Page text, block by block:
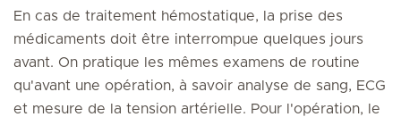
En cas de traitement hémostatique, la prise des
médicaments doit être interrompue quelques jours
avant. On pratique les mêmes examens de routine
qu'avant une opération, à savoir analyse de sang, ECG
et mesure de la tension artérielle. Pour l'opération, le